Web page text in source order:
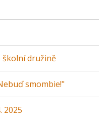
školní družině
smombie!"
2025